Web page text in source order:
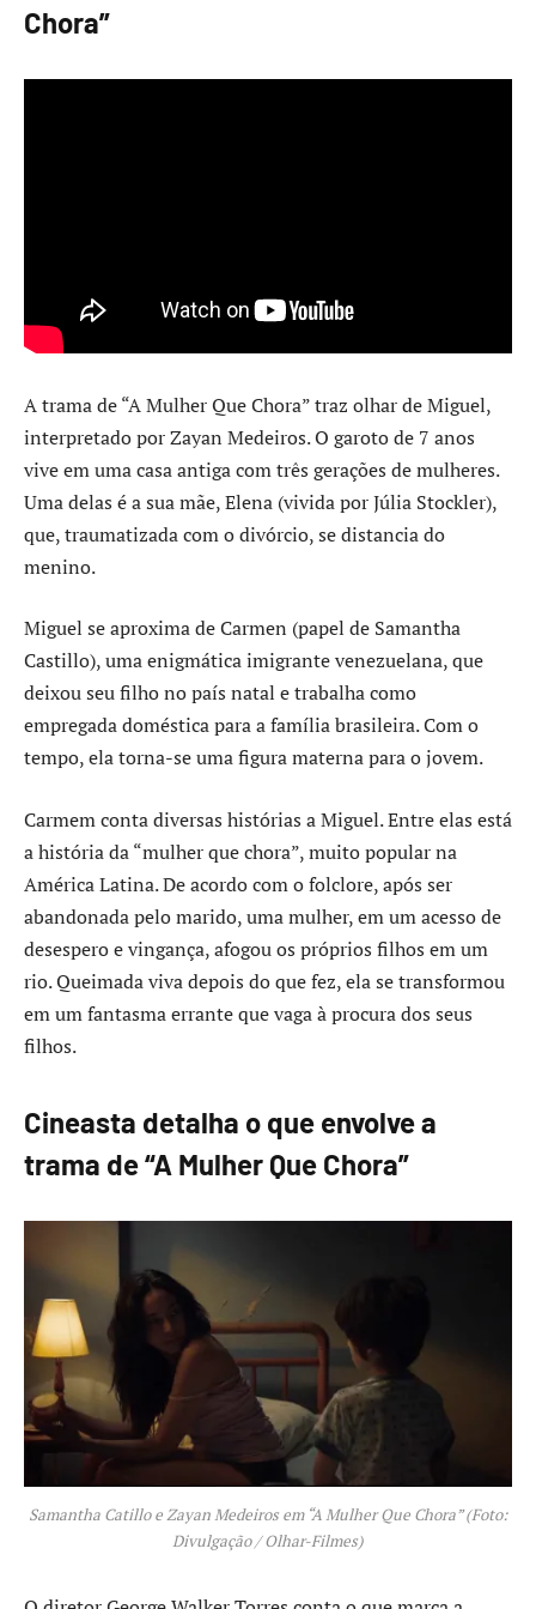
Chora”
A trama de “A Mulher Que Chora” traz olhar de Miguel,
interpretado por Zayan Medeiros. O garoto de 7 anos
vive em uma casa antiga com três gerações de mulheres.
Uma delas é a sua mãe, Elena (vivida por Júlia Stockler),
que, traumatizada com o divórcio, se distancia do
menino.
Miguel se aproxima de Carmen (papel de Samantha
Castillo), uma enigmática imigrante venezuelana, que
deixou seu filho no país natal e trabalha como
empregada doméstica para a família brasileira. Com o
tempo, ela torna-se uma figura materna para o jovem.
Carmem conta diversas histórias a Miguel. Entre elas está
a história da “mulher que chora”, muito popular na
América Latina. De acordo com o folclore, após ser
abandonada pelo marido, uma mulher, em um acesso de
desespero e vingança, afogou os próprios filhos em um
rio. Queimada viva depois do que fez, ela se transformou
em um fantasma errante que vaga à procura dos seus
filhos.
Cineasta detalha o que envolve a
trama de “A Mulher Que Chora”
Samantha Catillo e Zayan Medeiros em “A Mulher Que Chora” (Foto:
Divulgação / Olhar-Filmes)